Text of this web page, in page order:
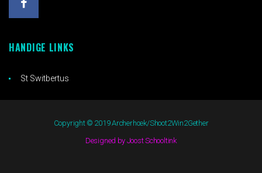
HANDIGE LINKS
St Switbertus
Copyright © 2019 Archerhoek/Shoot2Win2Gether
Designed by Joost Schooltink